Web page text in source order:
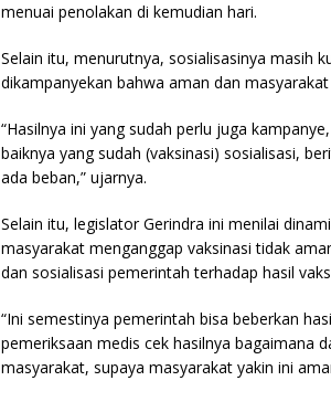
menuai penolakan di kemudian hari.
Selain itu, menurutnya, sosialisasinya masih
dikampanyekan bahwa aman dan
“Hasilnya ini yang sudah perlu juga
baiknya yang sudah (vaksinasi) sosialisasi,
ada beban,” ujarnya.
Selain itu, legislator Gerindra ini menilai
masyarakat menganggap vaksinasi tidak
dan sosialisasi pemerintah terhadap hasil
“Ini semestinya pemerintah bisa beberkan
pemeriksaan medis cek hasilnya bagaimana
masyarakat, supaya masyarakat yakin ini